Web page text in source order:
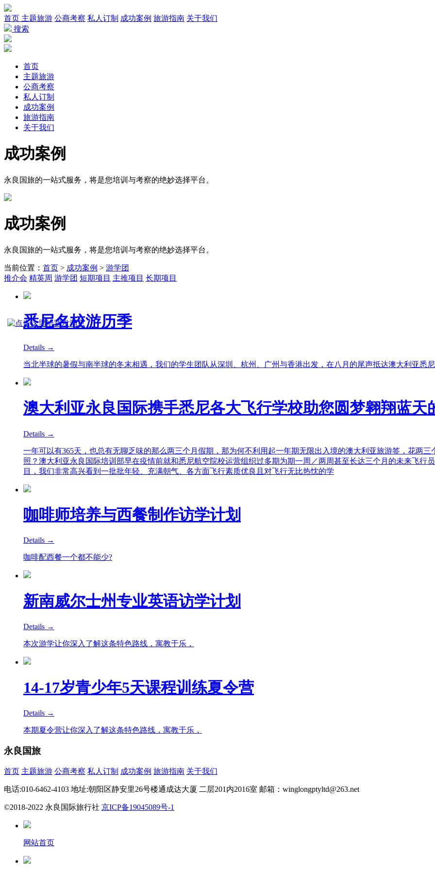
首页 主题旅游 公商考察 私人订制 成功案例 旅游指南 关于我们
搜索
首页
主题旅游
公商考察
私人订制
成功案例
旅游指南
关于我们
成功案例
永良国旅的一站式服务，将是您培训与考察的绝妙选择平台。
成功案例
永良国旅的一站式服务，将是您培训与考察的绝妙选择平台。
当前位置： 首页 > 成功案例 > 游学团
推介会 精英周 游学团 短期项目 主推项目 长期项目
悉尼名校游历季
Details →
当北半球的暑假与南半球的冬末相遇，我们的学生团队从深圳、杭州、广州与香港出发，在八月的尾声抵达澳大利亚悉尼
澳大利亚永良国际携手悉尼各大飞行学校助您圆梦翱翔蓝天
Details →
一年可以有365天，也总有无聊乏味的那么两三个月假期，那为何不利用起一年期无限出入境的澳大利亚旅游签，花两
照？澳大利亚永良国际培训部早在疫情前就和悉尼航空院校运营组织过多期为期一周／两周甚至长达三个月的未来飞行
目，我们非常高兴看到一批批年轻、充满朝气、各方面飞行素质优良且对飞行无比热忱的学
咖啡师培养与西餐制作访学计划
Details →
咖啡配西餐一个都不能少?
新南威尔士州专业英语访学计划
Details →
本次游学让你深入了解这条特色路线，寓教于乐，
14-17岁青少年5天课程训练夏令营
Details →
本期夏令营让你深入了解这条特色路线，寓教于乐，
永良国旅
首页 主题旅游 公商考察 私人订制 成功案例 旅游指南 关于我们
电话:010-6462-4103 地址:朝阳区静安里26号楼通成达大厦 二层201内2016室 邮箱：winglongptyltd@263.net
©2018-2022 永良国际旅行社 京ICP备19045089号-1
网站首页